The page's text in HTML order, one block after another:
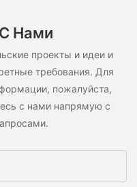
Нами
проекты и идеи и
требования. Для
пожалуйста,
с нами напрямую с